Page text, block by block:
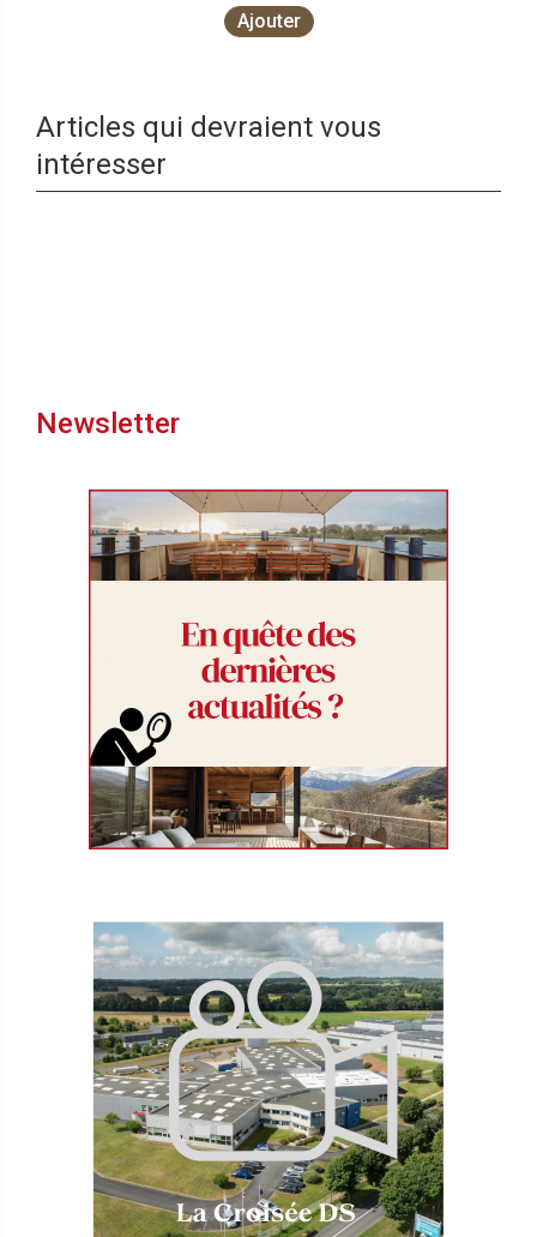
Ajouter
Articles qui devraient vous
intéresser
Newsletter